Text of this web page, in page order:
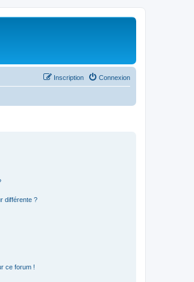
Connexion
Inscription
différente ?
ce forum !